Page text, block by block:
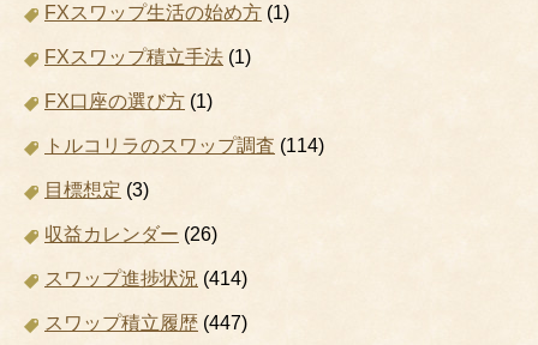
FXスワップ生活の始め方 (1)
FXスワップ積立手法 (1)
FX口座の選び方 (1)
トルコリラのスワップ調査 (114)
目標想定 (3)
収益カレンダー (26)
スワップ進捗状況 (414)
スワップ積立履歴 (447)